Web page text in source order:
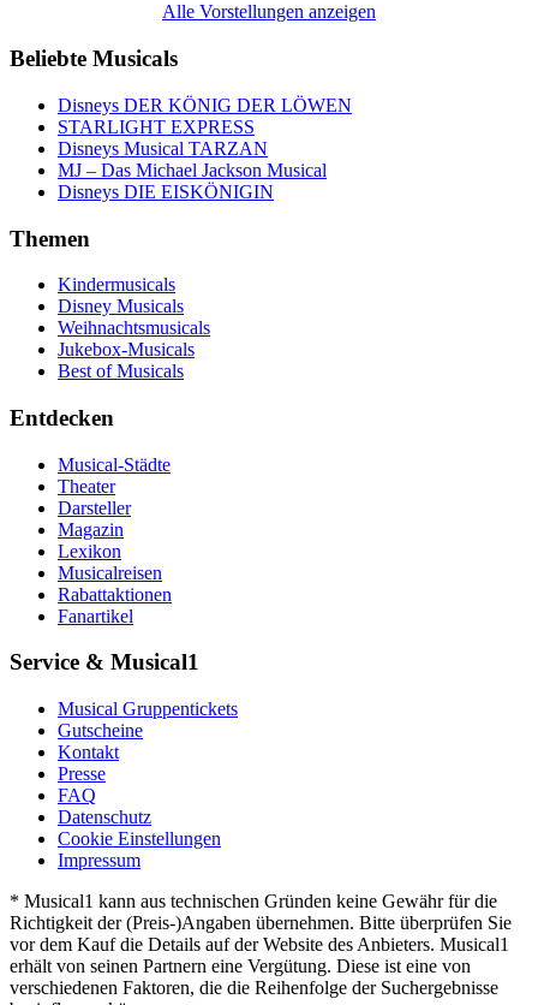
Alle Vorstellungen anzeigen
Beliebte Musicals
Disneys DER KÖNIG DER LÖWEN
STARLIGHT EXPRESS
Disneys Musical TARZAN
MJ – Das Michael Jackson Musical
Disneys DIE EISKÖNIGIN
Themen
Kindermusicals
Disney Musicals
Weihnachtsmusicals
Jukebox-Musicals
Best of Musicals
Entdecken
Musical-Städte
Theater
Darsteller
Magazin
Lexikon
Musicalreisen
Rabattaktionen
Fanartikel
Service & Musical1
Musical Gruppentickets
Gutscheine
Kontakt
Presse
FAQ
Datenschutz
Cookie Einstellungen
Impressum
* Musical1 kann aus technischen Gründen keine Gewähr für die
Richtigkeit der (Preis-)Angaben übernehmen. Bitte überprüfen Sie
vor dem Kauf die Details auf der Website des Anbieters. Musical1
erhält von seinen Partnern eine Vergütung. Diese ist eine von
verschiedenen Faktoren, die die Reihenfolge der Suchergebnisse